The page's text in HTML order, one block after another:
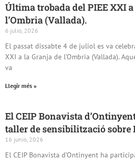
Última trobada del PIEE XXI
l’Ombria (Vallada).
6 julio, 2026
El passat dissabte 4 de juliol es va
XXI a la Granja de l’Ombria (Vallada).
va
Llegir més »
El CEIP Bonavista
taller de sensibilització sobre
16 junio, 2026
El CEIP Bonavista d’Ontinyent ha